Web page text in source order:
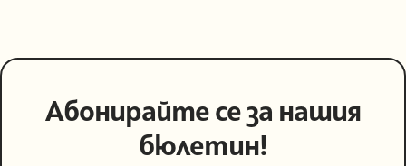
Абонирайте се за нашия
бюлетин!